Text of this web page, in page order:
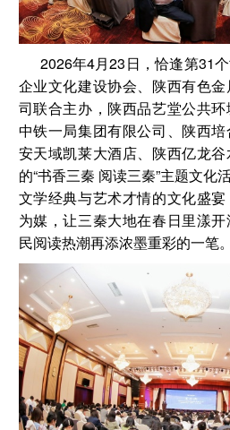
2026年4月23日，恰逢第31
企业文化建设协会、陕西有色
司联合主办，陕西品艺堂公共环
中铁一局集团有限公司、陕西
安天域凯莱大酒店、陕西亿龙
的“书香三秦 阅读三秦”主题文化
文学经典与艺术才情的文化盛
为媒，让三秦大地在春日里漾
民阅读热潮再添浓墨重彩的一笔。